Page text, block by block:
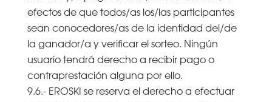
efectos de que todos/as los/las participantes
sean conocedores/as de la identidad del/de
la ganador/a y verificar el sorteo. Ningún
usuario tendrá derecho a recibir pago o
contraprestación alguna por ello.
9.6.- EROSKI se reserva el derecho a efectuar